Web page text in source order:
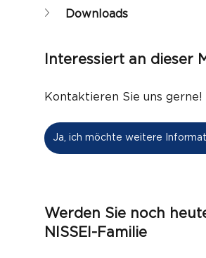
Downloads
Interessiert an dieser
Kontaktieren Sie uns gerne!
Werden Sie noch
NISSEI-Familie